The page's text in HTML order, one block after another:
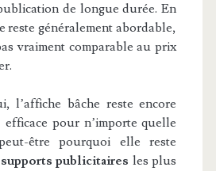
de longue durée. En
reste généralement abordable,
vraiment comparable au prix
l’affiche bâche reste encore
efficace pour n’importe quelle
être pourquoi elle reste
supports publicitaires les plus